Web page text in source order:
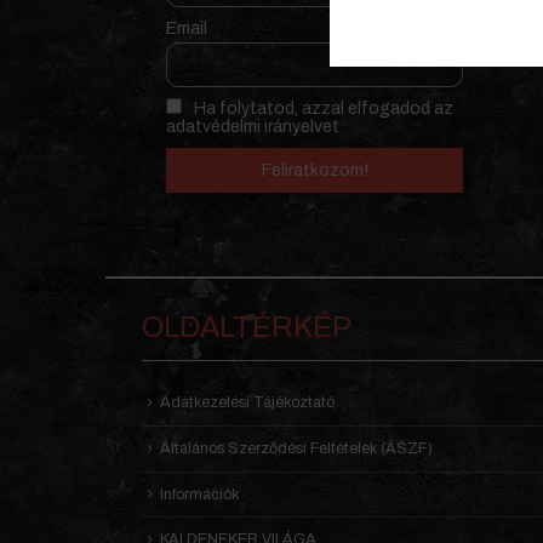
Email
Ha folytatod, azzal elfogadod az
adatvédelmi irányelvet
OLDALTÉRKÉP
Adatkezelési Tájékoztató
Általános Szerződési Feltételek (ÁSZF)
Információk